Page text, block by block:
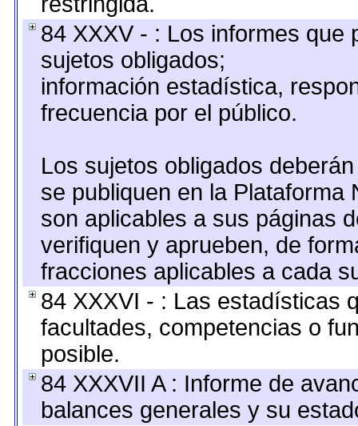
84 XXXV - : Los informes que
sujetos obligados;
información estadística,
frecuencia por el público.
Los sujetos obligados
se publiquen en la
son aplicables a sus páginas
verifiquen y aprueben, de
fracciones aplicables a cada
84 XXXVI - : Las estadísticas
facultades, competencias o
posible.
84 XXXVII A : Informe de
balances generales y su